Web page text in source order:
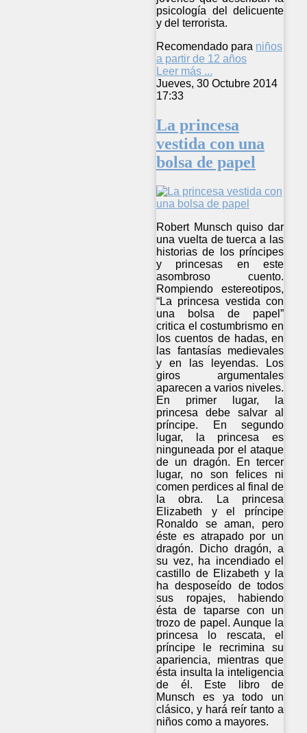
psicología del delicuente
y del terrorista.
Recomendado para niños
a partir de 12 años
Leer más ...
Jueves, 30 Octubre 2014
17:33
La princesa
vestida con una
bolsa de papel
Robert Munsch quiso dar
una vuelta de tuerca a las
historias de los príncipes
y princesas en este
asombroso cuento.
Rompiendo estereotipos,
“La princesa vestida con
una bolsa de papel”
critica el costumbrismo en
los cuentos de hadas, en
las fantasías medievales
y en las leyendas. Los
giros argumentales
aparecen a varios niveles.
En primer lugar, la
princesa debe salvar al
príncipe. En segundo
lugar, la princesa es
ninguneada por el ataque
de un dragón. En tercer
lugar, no son felices ni
comen perdices al final de
la obra. La princesa
Elizabeth y el príncipe
Ronaldo se aman, pero
éste es atrapado por un
dragón. Dicho dragón, a
su vez, ha incendiado el
castillo de Elizabeth y la
ha desposeído de todos
sus ropajes, habiendo
ésta de taparse con un
trozo de papel. Aunque la
princesa lo rescata, el
príncipe le recrimina su
apariencia, mientras que
ésta insulta la inteligencia
de él. Este libro de
Munsch es ya todo un
clásico, y hará reír tanto a
niños como a mayores.